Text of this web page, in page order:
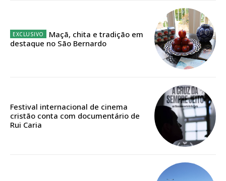
Edição em papel entregue à Quinta-feira em sua
Acesso ao conteúdo online
Acesso aos conteúdos Exclusivos para
Maçã, chita e tradição em
destaque no São Bernardo
Festival internacional de cinema
cristão conta com documentário de
Rui Caria